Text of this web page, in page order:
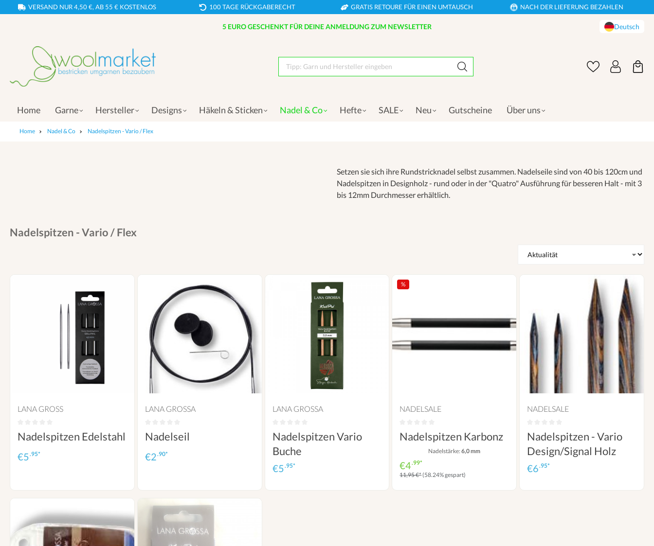
VERSAND NUR 4,50 €, AB 55 € KOSTENLOS 100 TAGE RÜCKGABERECHT GRATIS RETOURE FÜR EINEN UMTAUSCH NACH DER LIEFERUNG BEZAHLEN
5 EURO GESCHENKT FÜR DEINE ANMELDUNG ZUM NEWSLETTER Deutsch
Home Garne Hersteller Designs Häkeln & Sticken Nadel & Co Hefte SALE Neu Gutscheine Über uns
Home Nadel & Co Nadelspitzen - Vario / Flex
Setzen sie sich ihre Rundstricknadel selbst zusammen. Nadelseile sind von 40 bis 120cm und
Nadelspitzen in Designholz - rund oder in der "Quatro" Ausführung für besseren Halt - mit 3
bis 12mm Durchmesser erhältlich.
Nadelspitzen - Vario / Flex
LANA GROSS
Nadelspitzen Edelstahl
€5.95*
LANA GROSSA
Nadelseil
€2.90*
LANA GROSSA
Nadelspitzen Vario
Buche
€5.95*
%
NADELSALE
Nadelspitzen Karbonz
Nadelstärke:6,0 mm
€4.99*
11,95 €*(58.24% gespart)
NADELSALE
Nadelspitzen - Vario
Design/Signal Holz
€6.95*